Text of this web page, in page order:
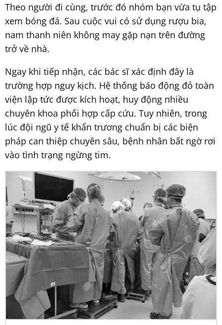
Theo người đi cùng, trước đó nhóm bạn vừa tụ tập
xem bóng đá. Sau cuộc vui có sử dụng rượu bia,
nam thanh niên không may gặp nạn trên đường
trở về nhà.
Ngay khi tiếp nhận, các bác sĩ xác định đây là
trường hợp nguy kịch. Hệ thống báo động đỏ toàn
viện lập tức được kích hoạt, huy động nhiều
chuyên khoa phối hợp cấp cứu. Tuy nhiên, trong
lúc đội ngũ y tế khẩn trương chuẩn bị các biện
pháp can thiệp chuyên sâu, bệnh nhân bất ngờ rơi
vào tình trạng ngừng tim.